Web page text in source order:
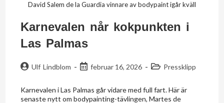
David Salem de la Guardia vinnare av bodypaint igår kväll
Karnevalen når kokpunkten i
Las Palmas
Ulf Lindblom februar 16, 2026 Pressklipp
Karnevalen i Las Palmas går vidare med full fart. Här är
senaste nytt om bodypainting-tävlingen, Martes de